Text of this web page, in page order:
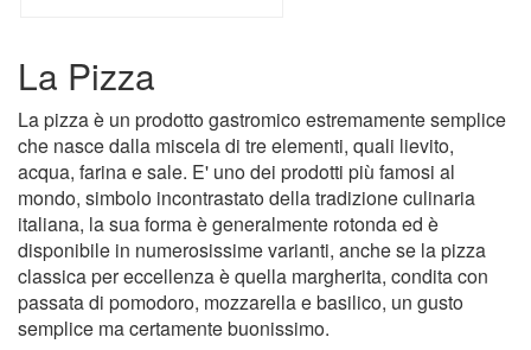
La Pizza
La pizza è un prodotto gastromico estremamente semplice
che nasce dalla miscela di tre elementi, quali lievito,
acqua, farina e sale. E' uno dei prodotti più famosi al
mondo, simbolo incontrastato della tradizione culinaria
italiana, la sua forma è generalmente rotonda ed è
disponibile in numerosissime varianti, anche se la pizza
classica per eccellenza è quella margherita, condita con
passata di pomodoro, mozzarella e basilico, un gusto
semplice ma certamente buonissimo.